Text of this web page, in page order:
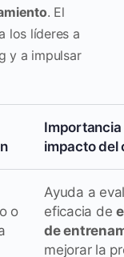
. El
los líderes a
y a impulsar
Importancia
impacto del
o
Ayuda a
eficacia de
de
mejorar la